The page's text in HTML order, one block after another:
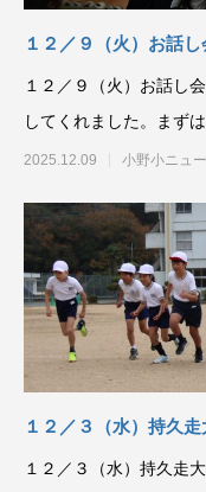
１２／９（火）お話し
１２／９（火）お話し
してくれました。まず
後、絵描き歌などの本
2025.12.09 小野小ニュ
１２／３（水）持久走
１２／３（水）持久走